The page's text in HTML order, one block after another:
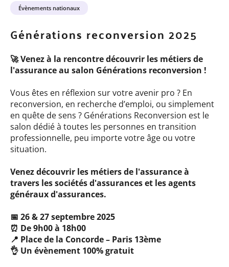
Catégorie
Évènements nationaux
Générations reconversion 2025
🚀 Venez à la rencontre découvrir les métiers de
l'assurance au salon Générations reconversion !
Vous êtes en réflexion sur votre avenir pro ? En
reconversion, en recherche d’emploi, ou simplement
en quête de sens ? Générations Reconversion est le
salon dédié à toutes les personnes en transition
professionnelle, peu importe votre âge ou votre
situation.
Venez découvrir les métiers de l'assurance à
travers les sociétés d'assurances et les agents
généraux d'assurances.
​​​​​📅 26 & 27 septembre 2025
⏰ De 9h00 à 18h00
📍 Place de la Concorde – Paris 13ème
👌 Un évènement 100% gratuit